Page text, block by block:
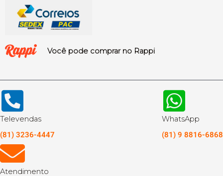
Você pode comprar no Rappi
Televendas
(81) 3236-4447
WhatsApp
(81) 9 8816-6868
Atendimento